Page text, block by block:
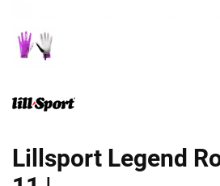
Lillsport Legend